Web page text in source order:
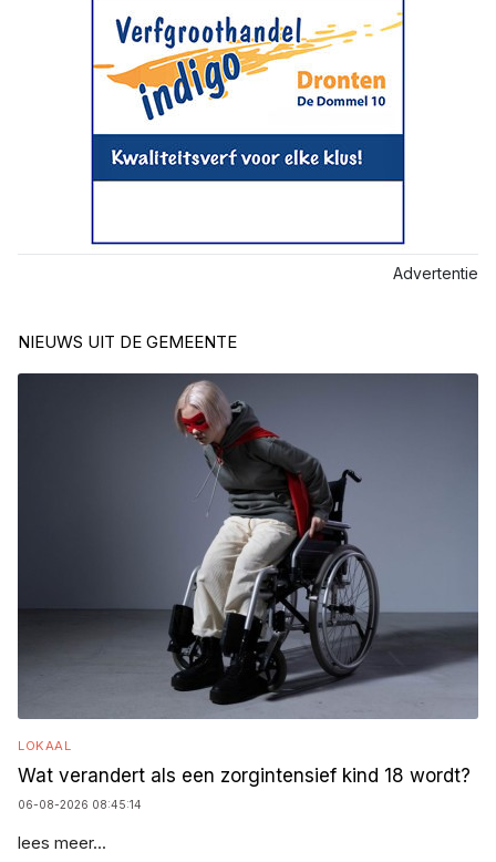
Advertentie
NIEUWS UIT DE GEMEENTE
LOKAAL
Wat verandert als een zorgintensief kind 18 wordt?
06-08-2026 08:45:14
lees meer...